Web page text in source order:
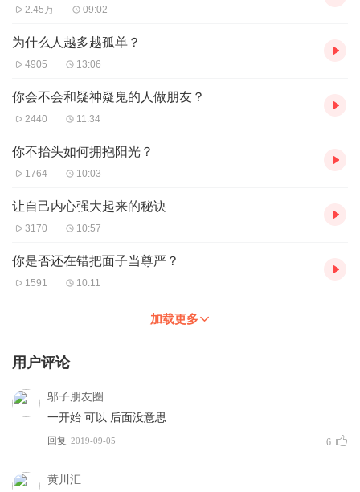
2.45万 09:02
为什么人越多越孤单？
4905 13:06
你会不会和疑神疑鬼的人做朋友？
2440 11:34
你不抬头如何拥抱阳光？
1764 10:03
让自己内心强大起来的秘诀
3170 10:57
你是否还在错把面子当尊严？
1591 10:11
加载更多
用户评论
邬子朋友圈
一开始 可以 后面没意思
回复 2019-09-05 6
黄川汇